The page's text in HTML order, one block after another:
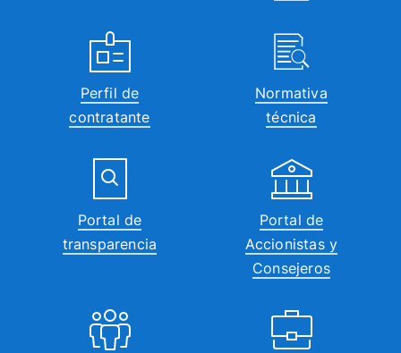
Perfil de
contratante
Normativa
técnica
Portal de
transparencia
Portal de
Accionistas y
Consejeros